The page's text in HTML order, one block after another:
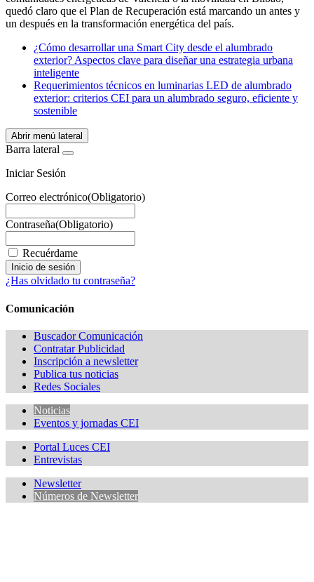
quedó claro que el Plan de Recuperación está marcando un antes y
un después en la transformación energética del país.
¿Cómo desarrollar una Smart City desde el alumbrado
exterior? Aspectos clave para diseñar una estrategia urbana
inteligente
Requerimientos técnicos en luminarias LED de alumbrado
exterior: criterios CEI para un alumbrado seguro, eficiente y
sostenible
Abrir menú lateral
Barra lateral
Iniciar Sesión
Correo electrónico(Obligatorio)
Contraseña(Obligatorio)
Recuérdame
¿Has olvidado tu contraseña?
Comunicación
Buscador Comunicación
Contratar Publicidad
Inscripción a newsletter
Publica tus noticias
Redes Sociales
Noticias
Eventos y jornadas CEI
Portal Luces CEI
Entrevistas
Newsletter
Números de Newsletter